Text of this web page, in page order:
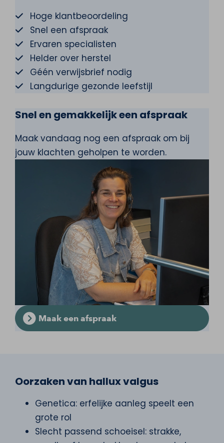
Hoge klantbeoordeling
Snel een afspraak
Ervaren specialisten
Helder over herstel
Géén verwijsbrief nodig
Langdurige gezonde leefstijl
Snel en gemakkelijk een afspraak
Maak vandaag nog een afspraak om bij
jouw klachten geholpen te worden.
Maak een afspraak
Oorzaken van hallux valgus
Genetica: erfelijke aanleg speelt een
grote rol
Slecht passend schoeisel: strakke,